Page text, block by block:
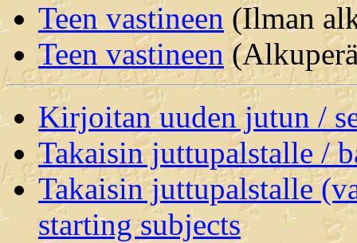
Teen vastineen (Ilman
Teen vastineen
Kirjoitan uuden jutun /
Takaisin juttupalstalle /
Takaisin juttupalstalle
starting subjects